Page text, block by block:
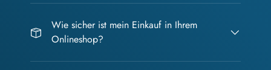
Wie sicher ist mein Einkauf in Ihrem
Onlineshop?